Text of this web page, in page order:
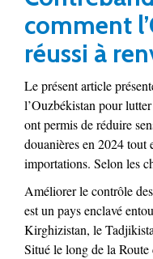
comment
réussi à
Le présent article
l’Ouzbékistan pour
ont permis de réduire
douanières en 2024 tout
importations. Selon les
Améliorer le contrôle
est un pays enclavé
Kirghizistan, le
Situé le long de la Route